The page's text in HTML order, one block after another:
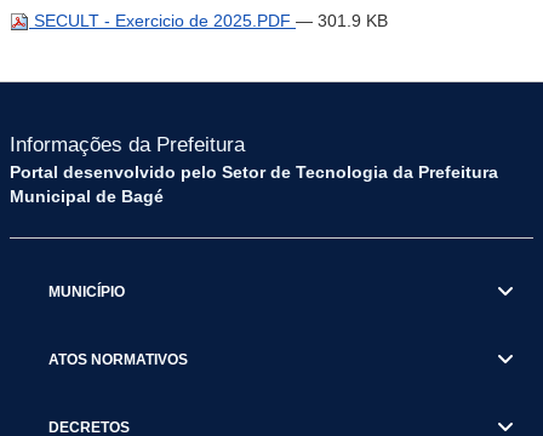
SECULT - Exercicio de 2025.PDF — 301.9 KB
Informações da Prefeitura
Portal desenvolvido pelo Setor de Tecnologia da Prefeitura
Municipal de Bagé
MUNICÍPIO
ATOS NORMATIVOS
DECRETOS